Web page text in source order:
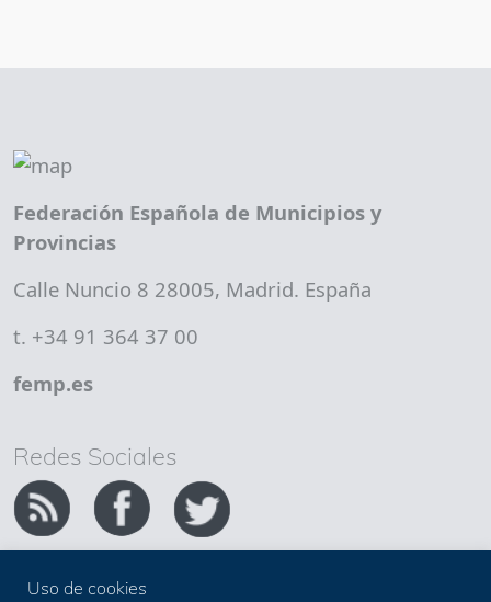
Federación Española de Municipios y
Provincias
Calle Nuncio 8 28005, Madrid. España
t. +34 91 364 37 00
femp.es
Redes Sociales
Uso de cookies